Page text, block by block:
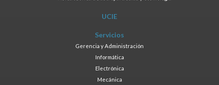
UCIE
Servicios
Gerencia y Administración
Informática
Electrónica
Mecánica